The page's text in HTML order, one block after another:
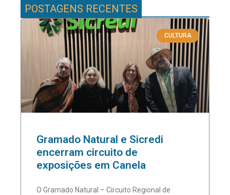
POSTAGENS RECENTES
CULTURA
Gramado Natural e Sicredi
encerram circuito de
exposições em Canela
O Gramado Natural – Circuito Regional de